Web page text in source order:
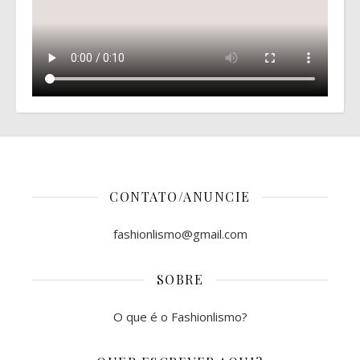
CONTATO/ANUNCIE
fashionlismo@gmail.com
SOBRE
O que é o Fashionlismo?